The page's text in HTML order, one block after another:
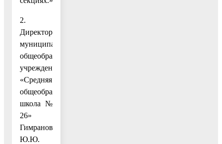
2.
Директору
муниципального
общеобразовательного
учреждения
«Средняя
общеобразовательная
школа №
26»
Гимрановой
Ю.Ю.